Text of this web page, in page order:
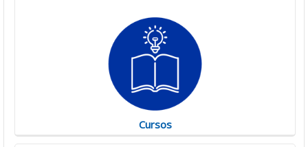
Cursos